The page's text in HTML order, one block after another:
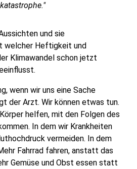
und sie
welcher Heftigkeit und
Klimawandel schon jetzt
wenn wir uns eine Sache
der Arzt. Wir können etwas tun.
helfen, mit den Folgen des
In dem wir Krankheiten
vermeiden. In dem
Fahrrad fahren, anstatt das
Gemüse und Obst essen statt